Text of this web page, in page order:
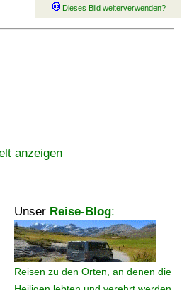
anzeigen
Unser Reise-Blog:
Reisen zu den Orten, an denen die